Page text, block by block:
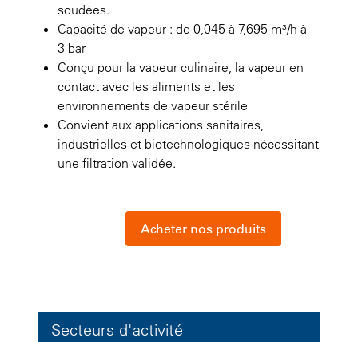
soudées.
Capacité de vapeur : de 0,045 à 7,695 m³/h à
3 bar
Conçu pour la vapeur culinaire, la vapeur en
contact avec les aliments et les
environnements de vapeur stérile
Convient aux applications sanitaires,
industrielles et biotechnologiques nécessitant
une filtration validée.
Acheter nos produits
Secteurs d'activité